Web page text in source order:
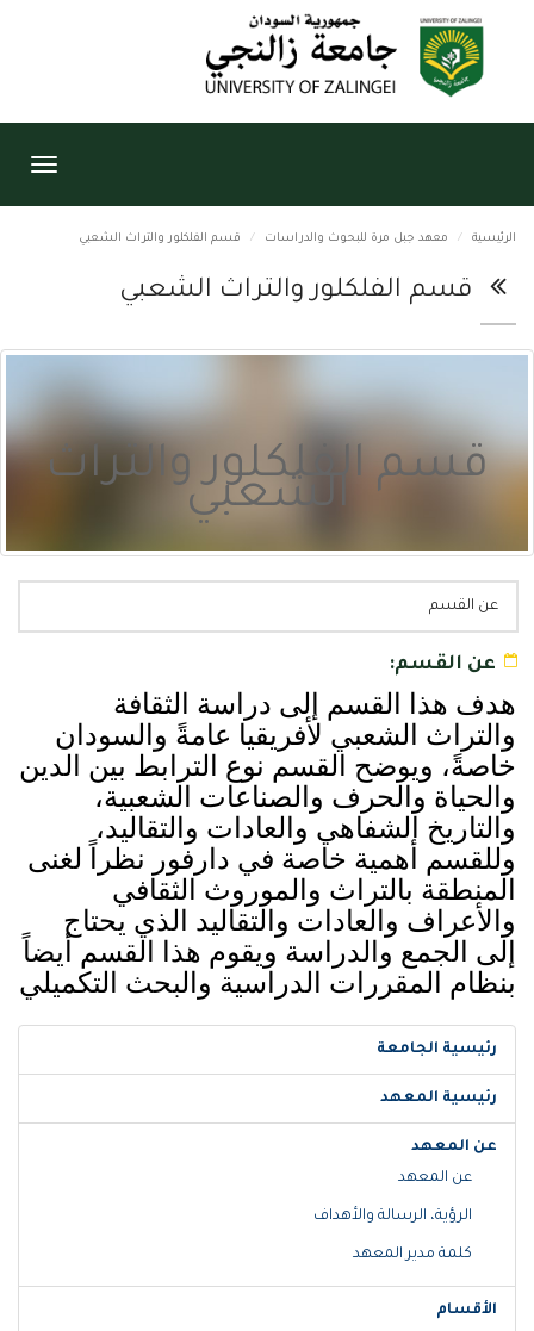
الرئيسية معهد جبل مرة للبحوث والدراسات قسم الفلكلور والتراث الشعبي
قسم الفلكلور والتراث الشعبي
قسم الفلكلور والتراث
الشعبي
عن القسم
عن القسم:
هدف هذا القسم إلى دراسة الثقافة
والتراث الشعبي لأفريقيا عامةً والسودان
خاصةً، ويوضح القسم نوع الترابط بين الدين
والحياة والحرف والصناعات الشعبية،
والتاريخ الشفاهي والعادات والتقاليد،
وللقسم أهمية خاصة في دارفور نظراً لغنى
المنطقة بالتراث والموروث الثقافي
والأعراف والعادات والتقاليد الذي يحتاج
إلى الجمع والدراسة ويقوم هذا القسم أيضاً
بنظام المقررات الدراسية والبحث التكميلي
رئيسية الجامعة
رئيسية المعهد
عن المعهد
عن المعهد
الرؤية، الرسالة والأهداف
كلمة مدير المعهد
الأقسام